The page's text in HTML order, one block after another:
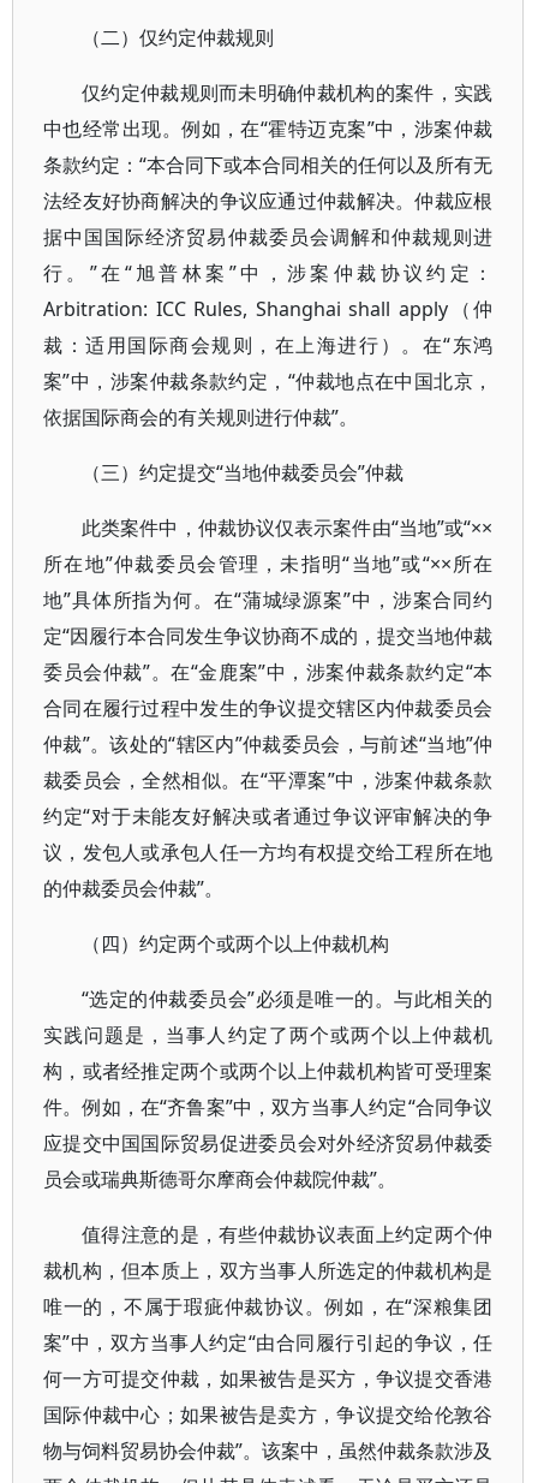
（二）仅约定仲裁规则
仅约定仲裁规则而未明确仲裁机构的案件，实践
中也经常出现。例如，在“霍特迈克案”中，涉案仲裁
条款约定：“本合同下或本合同相关的任何以及所有无
法经友好协商解决的争议应通过仲裁解决。仲裁应根
据中国国际经济贸易仲裁委员会调解和仲裁规则进
行。”在“旭普林案”中，涉案仲裁协议约定：
Arbitration: ICC Rules, Shanghai shall apply（仲
裁：适用国际商会规则，在上海进行）。在“东鸿
案”中，涉案仲裁条款约定，“仲裁地点在中国北京，
依据国际商会的有关规则进行仲裁”。
（三）约定提交“当地仲裁委员会”仲裁
此类案件中，仲裁协议仅表示案件由“当地”或“××
所在地”仲裁委员会管理，未指明“当地”或“××所在
地”具体所指为何。在“蒲城绿源案”中，涉案合同约
定“因履行本合同发生争议协商不成的，提交当地仲裁
委员会仲裁”。在“金鹿案”中，涉案仲裁条款约定“本
合同在履行过程中发生的争议提交辖区内仲裁委员会
仲裁”。该处的“辖区内”仲裁委员会，与前述“当地”仲
裁委员会，全然相似。在“平潭案”中，涉案仲裁条款
约定“对于未能友好解决或者通过争议评审解决的争
议，发包人或承包人任一方均有权提交给工程所在地
的仲裁委员会仲裁”。
（四）约定两个或两个以上仲裁机构
“选定的仲裁委员会”必须是唯一的。与此相关的
实践问题是，当事人约定了两个或两个以上仲裁机
构，或者经推定两个或两个以上仲裁机构皆可受理案
件。例如，在“齐鲁案”中，双方当事人约定“合同争议
应提交中国国际贸易促进委员会对外经济贸易仲裁委
员会或瑞典斯德哥尔摩商会仲裁院仲裁”。
值得注意的是，有些仲裁协议表面上约定两个仲
裁机构，但本质上，双方当事人所选定的仲裁机构是
唯一的，不属于瑕疵仲裁协议。例如，在“深粮集团
案”中，双方当事人约定“由合同履行引起的争议，任
何一方可提交仲裁，如果被告是买方，争议提交香港
国际仲裁中心；如果被告是卖方，争议提交给伦敦谷
物与饲料贸易协会仲裁”。该案中，虽然仲裁条款涉及